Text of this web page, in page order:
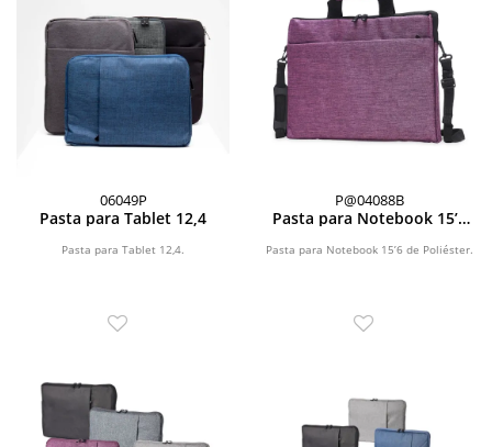
06049P
Pasta para Tablet 12,4
Pasta para Tablet 12,4.
P@04088B
Pasta para Notebook 15’6
Pasta para Notebook 15’6 de Poliéster.